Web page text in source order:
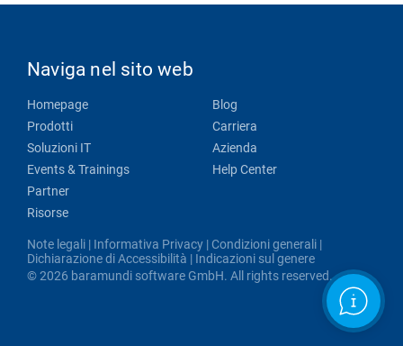
Naviga nel sito web
Homepage
Prodotti
Soluzioni IT
Events & Trainings
Partner
Risorse
Blog
Carriera
Azienda
Help Center
Note legali | Informativa Privacy | Condizioni generali |
Dichiarazione di Accessibilità | Indicazioni sul genere
© 2026 baramundi software GmbH. All rights reserved.